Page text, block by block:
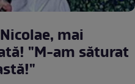
mai
"M-am săturat